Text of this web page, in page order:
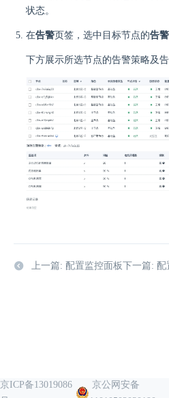
状态。
在告警页签，选中目标节点的告警
下方展示所选节点的告警策略及告
上一篇: 配置监控面板下一篇: 配
京ICP备13019086
京公网安备